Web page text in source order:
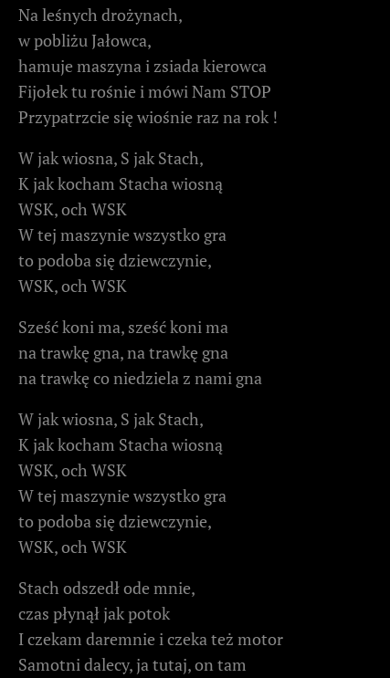
Na leśnych drożynach,
w pobliżu Jałowca,
hamuje maszyna i zsiada kierowca
Fijołek tu rośnie i mówi Nam STOP
Przypatrzcie się wiośnie raz na rok !
W jak wiosna, S jak Stach,
K jak kocham Stacha wiosną
WSK, och WSK
W tej maszynie wszystko gra
to podoba się dziewczynie,
WSK, och WSK
Sześć koni ma, sześć koni ma
na trawkę gna, na trawkę gna
na trawkę co niedziela z nami gna
W jak wiosna, S jak Stach,
K jak kocham Stacha wiosną
WSK, och WSK
W tej maszynie wszystko gra
to podoba się dziewczynie,
WSK, och WSK
Stach odszedł ode mnie,
czas płynął jak potok
I czekam daremnie i czeka też motor
Samotni dalecy, ja tutaj, on tam